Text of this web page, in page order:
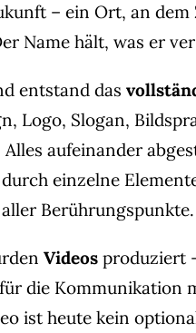
– ein Ort, an
Name hält, was er
entstand das
Logo, Slogan,
Alles aufeinander
einzelne
Berührungspunkte.
Videosproduziert
die Kommunikation
ist heute kein